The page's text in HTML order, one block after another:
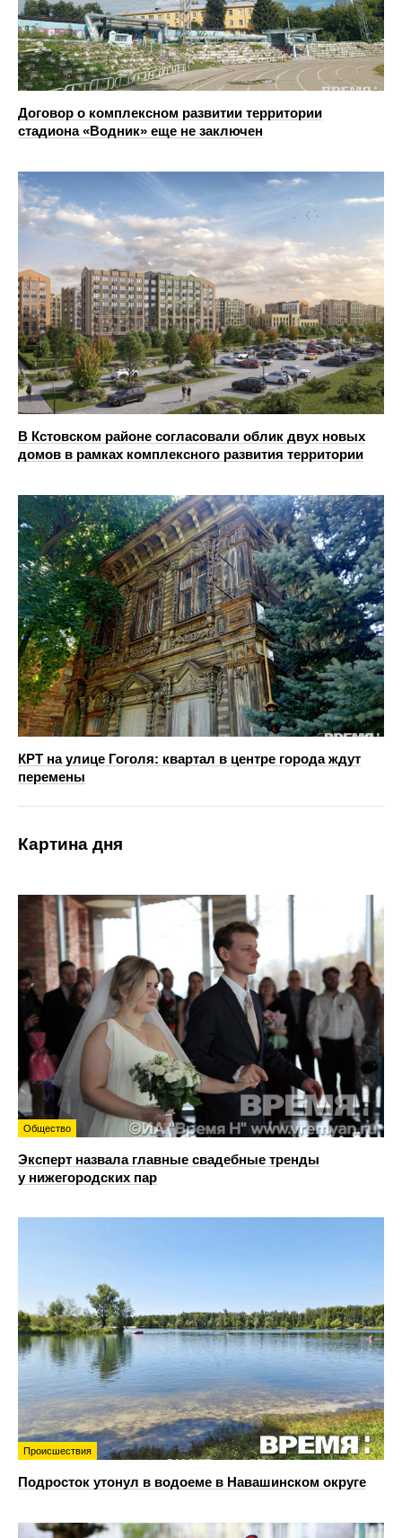
Договор о комплексном развитии территории
стадиона «Водник» еще не заключен
В Кстовском районе согласовали облик двух новых
домов в рамках комплексного развития территории
КРТ на улице Гоголя: квартал в центре города ждут
перемены
Картина дня
Общество
Эксперт назвала главные свадебные тренды
у нижегородских пар
Происшествия
Подросток утонул в водоеме в Навашинском округе